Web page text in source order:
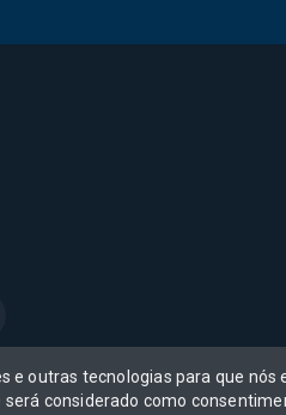
e outras tecnologias para que
considerado como